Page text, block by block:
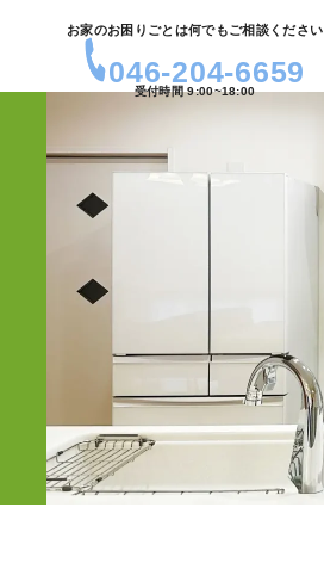
お家のお困りごとは何でもご相談ください
046-204-6659
受付時間 9:00~18:00